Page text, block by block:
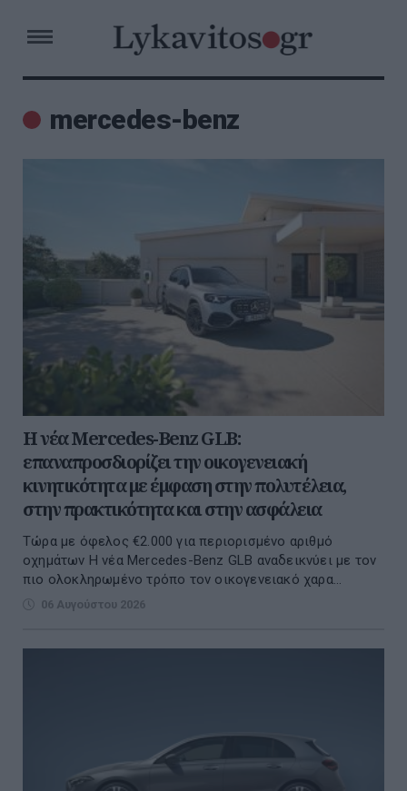
mercedes-benz
Η νέα Mercedes-Benz GLB:
επαναπροσδιορίζει την οικογενειακή
κινητικότητα με έμφαση στην πολυτέλεια,
στην πρακτικότητα και στην ασφάλεια
Τώρα με όφελος €2.000 για περιορισμένο αριθμό
οχημάτων Η νέα Mercedes-Benz GLB αναδεικνύει με τον
πιο ολοκληρωμένο τρόπο τον οικογενειακό χαρα...
06 Αυγούστου 2026